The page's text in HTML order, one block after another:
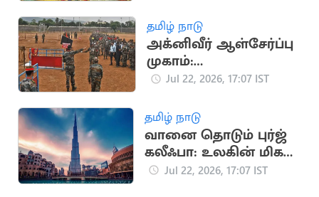
தமிழ் நாடு
அக்னிவீர் ஆள்சேர்ப்பு
முகாம்:
விண்ணப்பதாரர்களுக்
முக்கிய அறிவுறுத்தல்
Jul 22, 2026, 17:07 IST
தமிழ் நாடு
வானை தொடும் புர்ஜ்
கலீஃபா: உலகின் மிக
உயரமான கட்டிடம்
Jul 22, 2026, 17:07 IST